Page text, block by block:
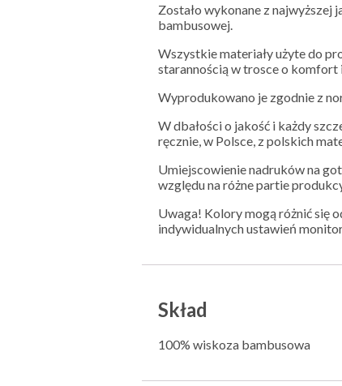
Zostało wykonane z
bambusowej.
Wszystkie materiały użyte do
starannością w trosce o
Wyprodukowano je zgodnie z
W dbałości o jakość i każdy
ręcznie, w Polsce, z polskich
Umiejscowienie nadruków na
względu na różne partie
Uwaga! Kolory mogą różnić się
indywidualnych ustawień
Skład
100% wiskoza bambusowa